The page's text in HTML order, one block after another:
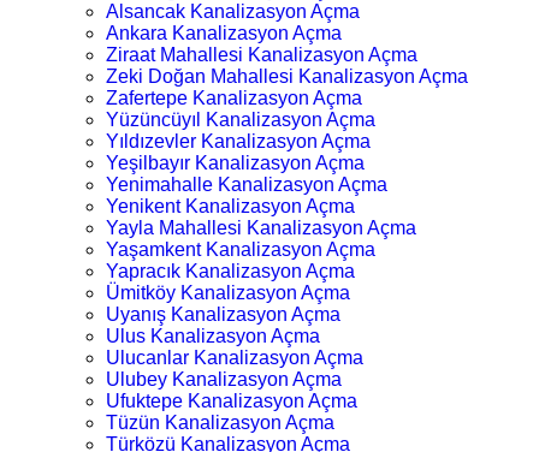
Alsancak Kanalizasyon Açma
Ankara Kanalizasyon Açma
Ziraat Mahallesi Kanalizasyon Açma
Zeki Doğan Mahallesi Kanalizasyon Açma
Zafertepe Kanalizasyon Açma
Yüzüncüyıl Kanalizasyon Açma
Yıldızevler Kanalizasyon Açma
Yeşilbayır Kanalizasyon Açma
Yenimahalle Kanalizasyon Açma
Yenikent Kanalizasyon Açma
Yayla Mahallesi Kanalizasyon Açma
Yaşamkent Kanalizasyon Açma
Yapracık Kanalizasyon Açma
Ümitköy Kanalizasyon Açma
Uyanış Kanalizasyon Açma
Ulus Kanalizasyon Açma
Ulucanlar Kanalizasyon Açma
Ulubey Kanalizasyon Açma
Ufuktepe Kanalizasyon Açma
Tüzün Kanalizasyon Açma
Türközü Kanalizasyon Açma